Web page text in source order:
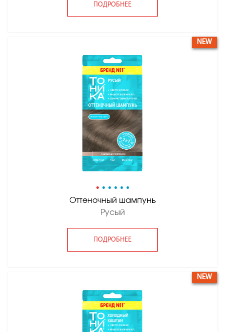
ПОДРОБНЕЕ
• • • • • •
Оттеночный шампунь
Русый
ПОДРОБНЕЕ
NEW
NEW